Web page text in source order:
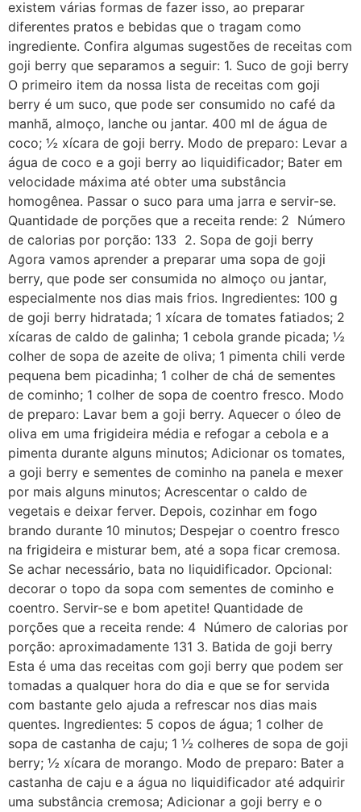
existem várias formas de fazer isso, ao preparar
diferentes pratos e bebidas que o tragam como
ingrediente. Confira algumas sugestões de receitas com
goji berry que separamos a seguir: 1. Suco de goji berry
O primeiro item da nossa lista de receitas com goji
berry é um suco, que pode ser consumido no café da
manhã, almoço, lanche ou jantar. 400 ml de água de
coco; ½ xícara de goji berry. Modo de preparo: Levar a
água de coco e a goji berry ao liquidificador; Bater em
velocidade máxima até obter uma substância
homogênea. Passar o suco para uma jarra e servir-se.
Quantidade de porções que a receita rende: 2 Número
de calorias por porção: 133 2. Sopa de goji berry
Agora vamos aprender a preparar uma sopa de goji
berry, que pode ser consumida no almoço ou jantar,
especialmente nos dias mais frios. Ingredientes: 100 g
de goji berry hidratada; 1 xícara de tomates fatiados; 2
xícaras de caldo de galinha; 1 cebola grande picada; ½
colher de sopa de azeite de oliva; 1 pimenta chili verde
pequena bem picadinha; 1 colher de chá de sementes
de cominho; 1 colher de sopa de coentro fresco. Modo
de preparo: Lavar bem a goji berry. Aquecer o óleo de
oliva em uma frigideira média e refogar a cebola e a
pimenta durante alguns minutos; Adicionar os tomates,
a goji berry e sementes de cominho na panela e mexer
por mais alguns minutos; Acrescentar o caldo de
vegetais e deixar ferver. Depois, cozinhar em fogo
brando durante 10 minutos; Despejar o coentro fresco
na frigideira e misturar bem, até a sopa ficar cremosa.
Se achar necessário, bata no liquidificador. Opcional:
decorar o topo da sopa com sementes de cominho e
coentro. Servir-se e bom apetite! Quantidade de
porções que a receita rende: 4 Número de calorias por
porção: aproximadamente 131 3. Batida de goji berry
Esta é uma das receitas com goji berry que podem ser
tomadas a qualquer hora do dia e que se for servida
com bastante gelo ajuda a refrescar nos dias mais
quentes. Ingredientes: 5 copos de água; 1 colher de
sopa de castanha de caju; 1 ½ colheres de sopa de goji
berry; ½ xícara de morango. Modo de preparo: Bater a
castanha de caju e a água no liquidificador até adquirir
uma substância cremosa; Adicionar a goji berry e o